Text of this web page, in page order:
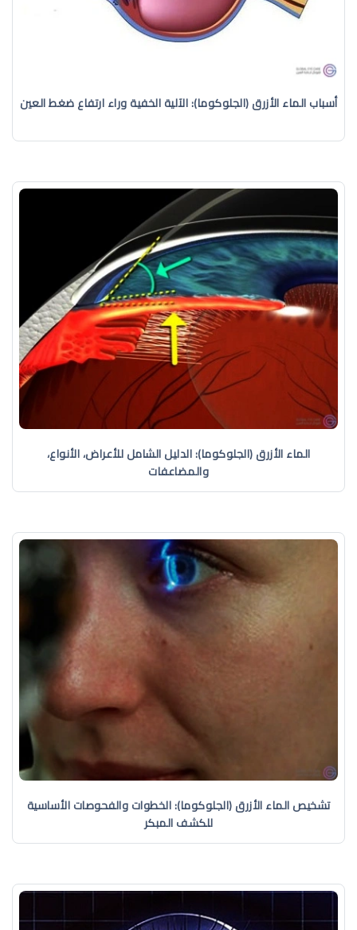
أسباب الماء الأزرق (الجلوكوما): الآلية الخفية وراء ارتفاع ضغط العين
الماء الأزرق (الجلوكوما): الدليل الشامل للأعراض، الأنواع،
والمضاعفات
تشخيص الماء الأزرق (الجلوكوما): الخطوات والفحوصات الأساسية
للكشف المبكر